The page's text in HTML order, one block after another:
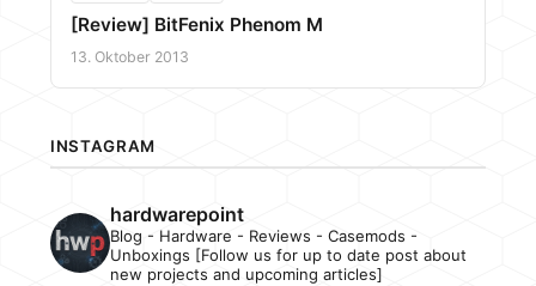
[Review] BitFenix Phenom M
13. Oktober 2013
INSTAGRAM
hardwarepoint
Blog - Hardware - Reviews - Casemods -
Unboxings [Follow us for up to date post about
new projects and upcoming articles]